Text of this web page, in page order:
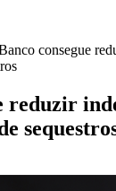
consegue
reduzir